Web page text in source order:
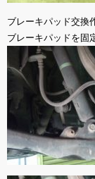
ブレーキパッド交換
ブレーキパッドを固